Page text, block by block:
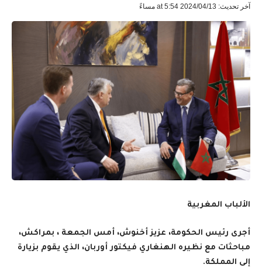
آخر تحديث: 2024/04/13 at 5:54 مساءً
الألباب المغربية
أجرى رئيس الحكومة، عزيز أخنوش، أمس الجمعة ، بمراكش،
مباحثات مع نظيره الهنغاري فيكتور أوربان، الذي يقوم بزيارة
إلى المملكة.